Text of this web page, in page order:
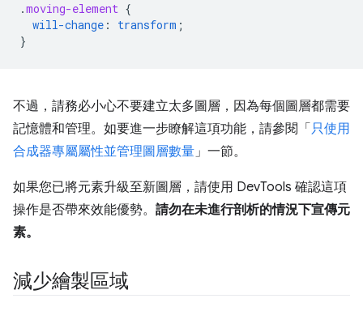
.moving-element {
will-change : transform ;
}
不過，請務必小心不要建立太多圖層，因為每個圖層都需要
記憶體和管理。如要進一步瞭解這項功能，請參閱「 只使用
合成器專屬屬性並管理圖層數量」一節。
如果您已將元素升級至新圖層，請使用 DevTools 確認這項
操作是否帶來效能優勢。 請勿在未進行剖析的情況下宣傳元
素。
減少繪製區域